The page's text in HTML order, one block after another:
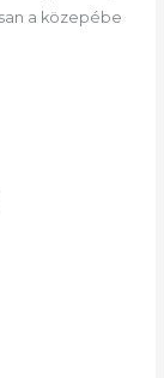
a közepébe